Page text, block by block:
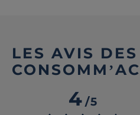
LES AVIS
4/5